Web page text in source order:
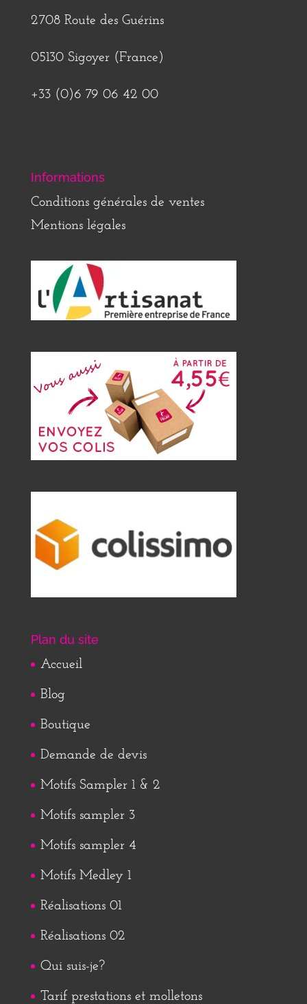
2708 Route des Guérins
05130 Sigoyer (France)
+33 (0)6 79 06 42 00
Informations
Conditions générales de ventes
Mentions légales
Plan du site
Accueil
Blog
Boutique
Demande de devis
Motifs Sampler 1 & 2
Motifs sampler 3
Motifs sampler 4
Motifs Medley 1
Réalisations 01
Réalisations 02
Qui suis-je?
Tarif prestations et molletons